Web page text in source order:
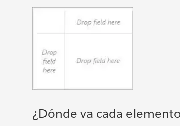
¿Dónde va cada